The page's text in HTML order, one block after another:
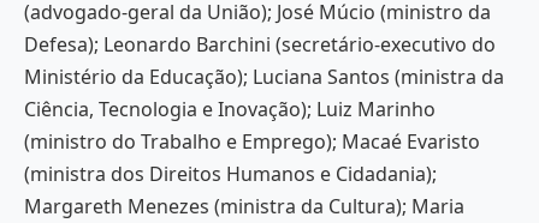
(advogado-geral da União); José Múcio (ministro da
Defesa); Leonardo Barchini (secretário-executivo do
Ministério da Educação); Luciana Santos (ministra da
Ciência, Tecnologia e Inovação); Luiz Marinho
(ministro do Trabalho e Emprego); Macaé Evaristo
(ministra dos Direitos Humanos e Cidadania);
Margareth Menezes (ministra da Cultura); Maria